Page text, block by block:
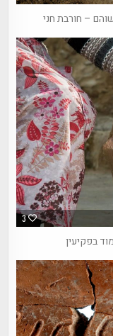
– חורבת חני
3
בפקיעין